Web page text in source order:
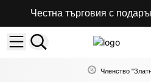
Честна търговия с
Членство